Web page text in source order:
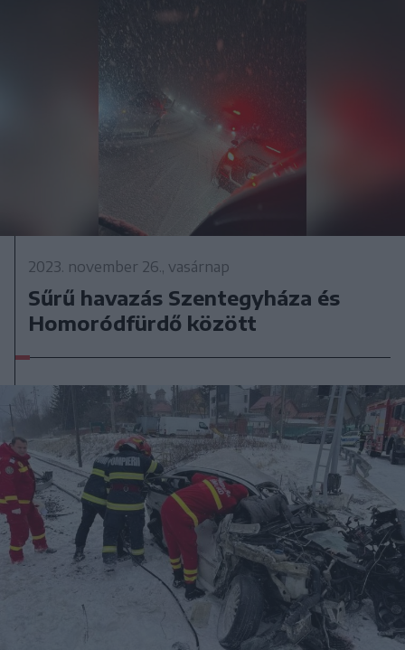
2023. november 26., vasárnap
Sűrű havazás Szentegyháza és
Homoródfürdő között